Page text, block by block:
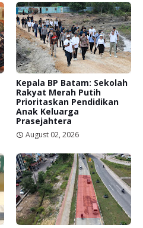
Kepala BP Batam: Sekolah
Rakyat Merah Putih
Prioritaskan Pendidikan
Anak Keluarga
Prasejahtera
August 02, 2026